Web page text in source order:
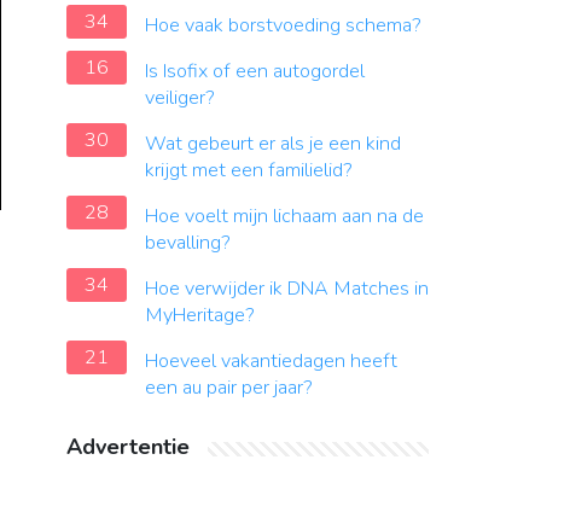
34
Hoe vaak borstvoeding schema?
16
Is Isofix of een autogordel
veiliger?
30
Wat gebeurt er als je een kind
krijgt met een familielid?
28
Hoe voelt mijn lichaam aan na de
bevalling?
34
Hoe verwijder ik DNA Matches in
MyHeritage?
21
Hoeveel vakantiedagen heeft
een au pair per jaar?
Advertentie